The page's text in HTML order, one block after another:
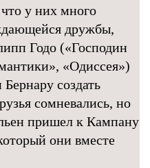
у них много
дружбы,
Годо («Господин
«Одиссея»)
создать
сомневались, но
пришел к Кампану
они вместе